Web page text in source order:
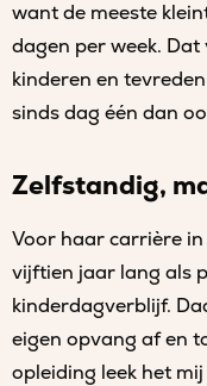
want de meeste
dagen per week.
kinderen en
sinds dag één dan
Zelfstandig,
Voor haar carrière
vijftien jaar lang als
kinderdagverblijf.
eigen opvang af en
opleiding leek het